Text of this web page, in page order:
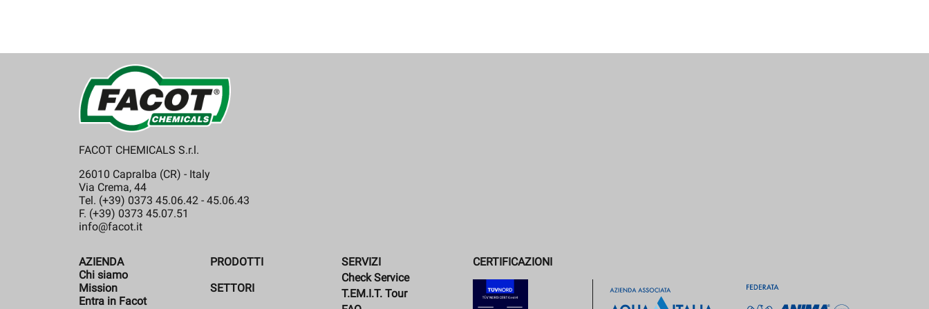
FACOT CHEMICALS S.r.l.
26010 Capralba (CR) - Italy
Via Crema, 44
Tel. (+39) 0373 45.06.42 - 45.06.43
F. (+39) 0373 45.07.51
info@facot.it
AZIENDA
Chi siamo
Mission
Entra in Facot
PRODOTTI
SETTORI
SERVIZI
Check Service
T.EM.I.T. Tour
CERTIFICAZIONI